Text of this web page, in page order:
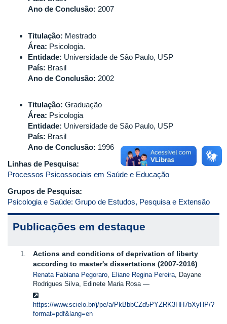
Ano de Conclusão: 2007
Titulação: Mestrado
Área: Psicologia.
Entidade: Universidade de São Paulo, USP
País: Brasil
Ano de Conclusão: 2002
Titulação: Graduação
Área: Psicologia
Entidade: Universidade de São Paulo, USP
País: Brasil
Ano de Conclusão: 1996
Linhas de Pesquisa:
Processos Psicossociais em Saúde e Educação
Grupos de Pesquisa:
Psicologia e Saúde: Grupo de Estudos, Pesquisa e Extensão
Publicações em destaque
Actions and conditions of deprivation of liberty
according to master's dissertations (2007-2016)
Renata Fabiana Pegoraro, Eliane Regina Pereira, Dayane
Rodrigues Silva, Edinete Maria Rosa
https://www.scielo.br/j/pe/a/PkBbbCZd5PYZRK3HH7bXyHP/?
format=pdf&lang=en